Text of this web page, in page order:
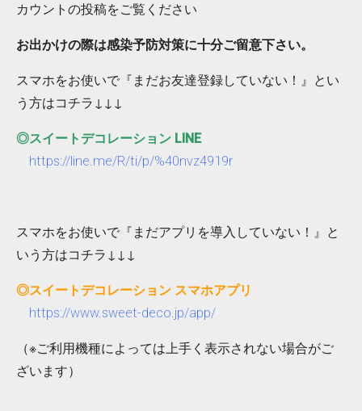
カウントの投稿をご覧ください
お出かけの際は感染予防対策に十分ご留意下さい。
スマホをお使いで『まだお友達登録していない！』とい
う方はコチラ↓↓↓
◎スイートデコレーション LINE
https://line.me/R/ti/p/%40nvz4919r
スマホをお使いで『まだアプリを導入していない！』と
いう方はコチラ↓↓↓
◎スイートデコレーション スマホアプリ
https://www.sweet-deco.jp/app/
（※ご利用機種によっては上手く表示されない場合がご
ざいます）